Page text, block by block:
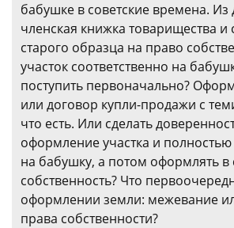
бабушке в советские времена. Из
членская книжка товарищества и
старого образца на право
участок соответственно на
поступить первоначально?
или договор купли-продажи с
что есть. Или сделать
оформление участка и
на бабушку, а потом оформлять в
собственность? Что
оформлении земли: межевание
права собственности?